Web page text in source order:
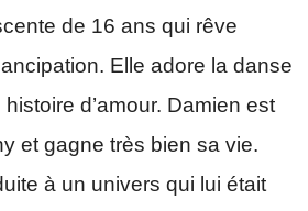
de 16 ans qui rêve
Elle adore la danse
d’amour. Damien est
et gagne très bien sa vie.
à un univers qui lui était